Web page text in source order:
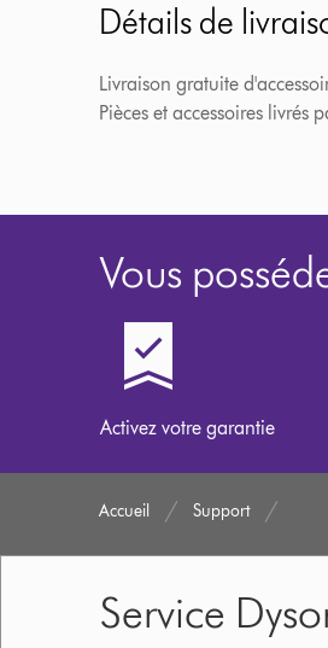
Détails de
Livraison gratuite
Pièces et accessoires livrés
Vous
Activez votre garantie
Accueil Support
Service